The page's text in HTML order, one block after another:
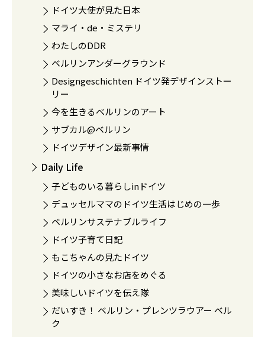
ドイツ大使が見た日本
マライ・de・ミステリ
わたしのDDR
ベルリンアンダーグラウンド
Designgeschichten ドイツ発デザインストー
リー
今を生きるベルリンのアート
サブカル@ベルリン
ドイツデザイン最新事情
Daily Life
子どものいる暮らしinドイツ
デュッセルママのドイツ生活はじめの一歩
ベルリンサステナブルライフ
ドイツ子育て日記
もこちゃんの見たドイツ
ドイツの小さなお店をめぐる
美味しいドイツを伝え隊
だいすき！ ベルリン・プレンツラウアー ベル
ク